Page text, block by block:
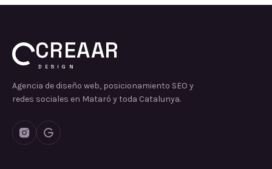
CREAAR
DESIGN
Agencia de diseño web, posicionamiento SEO y
redes sociales en Mataró y toda Catalunya.